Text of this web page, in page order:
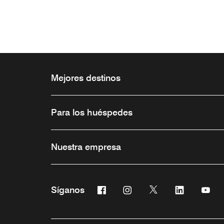
Mejores destinos
Para los huéspedes
Nuestra empresa
Síganos Facebook
Abre una ventana nueva
Instagram
Abre una ventana nueva
Twitter
Abre una ventana
Linkedin
Abre unaAbre